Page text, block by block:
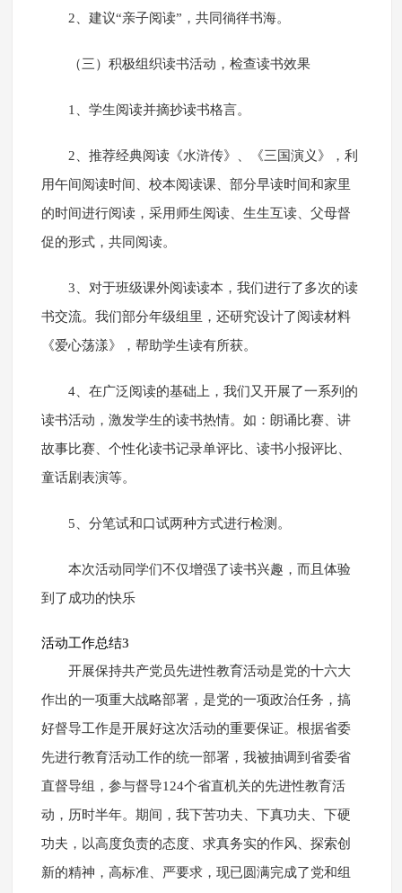
2、建议“亲子阅读”，共同徜徉书海。
（三）积极组织读书活动，检查读书效果
1、学生阅读并摘抄读书格言。
2、推荐经典阅读《水浒传》、《三国演义》，利
用午间阅读时间、校本阅读课、部分早读时间和家里
的时间进行阅读，采用师生阅读、生生互读、父母督
促的形式，共同阅读。
3、对于班级课外阅读读本，我们进行了多次的读
书交流。我们部分年级组里，还研究设计了阅读材料
《爱心荡漾》，帮助学生读有所获。
4、在广泛阅读的基础上，我们又开展了一系列的
读书活动，激发学生的读书热情。如：朗诵比赛、讲
故事比赛、个性化读书记录单评比、读书小报评比、
童话剧表演等。
5、分笔试和口试两种方式进行检测。
本次活动同学们不仅增强了读书兴趣，而且体验
到了成功的快乐
活动工作总结3
开展保持共产党员先进性教育活动是党的十六大
作出的一项重大战略部署，是党的一项政治任务，搞
好督导工作是开展好这次活动的重要保证。根据省委
先进行教育活动工作的统一部署，我被抽调到省委省
直督导组，参与督导124个省直机关的先进性教育活
动，历时半年。期间，我下苦功夫、下真功夫、下硬
功夫，以高度负责的态度、求真务实的作风、探索创
新的精神，高标准、严要求，现已圆满完成了党和组